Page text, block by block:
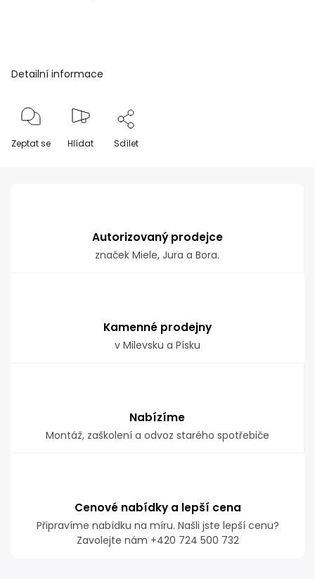
Detailní informace
Zeptat se Hlídat Sdílet
Autorizovaný prodejce
značek Miele, Jura a Bora.
Kamenné prodejny
v Milevsku a Písku
Nabízíme
Montáž, zaškolení a odvoz starého spotřebiče
Cenové nabídky a lepší cena
Připravíme nabídku na míru. Našli jste lepší cenu?
Zavolejte nám +420 724 500 732